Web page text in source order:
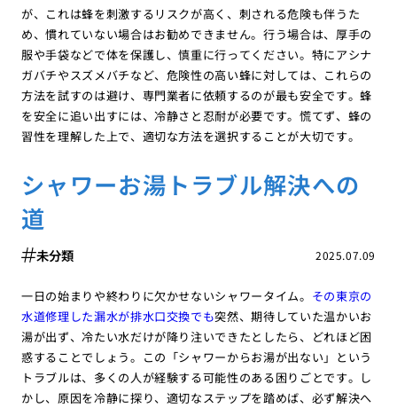
が、これは蜂を刺激するリスクが高く、刺される危険も伴うた
め、慣れていない場合はお勧めできません。行う場合は、厚手の
服や手袋などで体を保護し、慎重に行ってください。特にアシナ
ガバチやスズメバチなど、危険性の高い蜂に対しては、これらの
方法を試すのは避け、専門業者に依頼するのが最も安全です。蜂
を安全に追い出すには、冷静さと忍耐が必要です。慌てず、蜂の
習性を理解した上で、適切な方法を選択することが大切です。
シャワーお湯トラブル解決への
道
2025.07.09
未分類
一日の始まりや終わりに欠かせないシャワータイム。 その東京の
水道修理した漏水が排水口交換でも突然、期待していた温かいお
湯が出ず、冷たい水だけが降り注いできたとしたら、どれほど困
惑することでしょう。この「シャワーからお湯が出ない」という
トラブルは、多くの人が経験する可能性のある困りごとです。し
かし、原因を冷静に探り、適切なステップを踏めば、必ず解決へ